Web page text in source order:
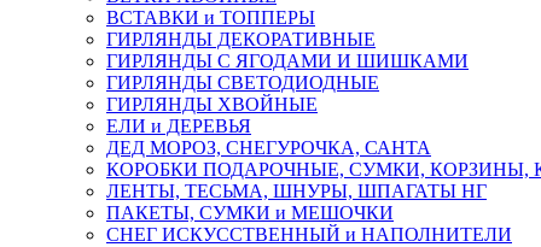
ВСТАВКИ и ТОППЕРЫ
ГИРЛЯНДЫ ДЕКОРАТИВНЫЕ
ГИРЛЯНДЫ С ЯГОДАМИ И ШИШКАМИ
ГИРЛЯНДЫ СВЕТОДИОДНЫЕ
ГИРЛЯНДЫ ХВОЙНЫЕ
ЕЛИ и ДЕРЕВЬЯ
ДЕД МОРОЗ, СНЕГУРОЧКА, САНТА
КОРОБКИ ПОДАРОЧНЫЕ, СУМКИ,
ЛЕНТЫ, ТЕСЬМА, ШНУРЫ, ШПАГАТЫ НГ
ПАКЕТЫ, СУМКИ и МЕШОЧКИ
СНЕГ ИСКУССТВЕННЫЙ и НАПОЛНИТЕЛИ